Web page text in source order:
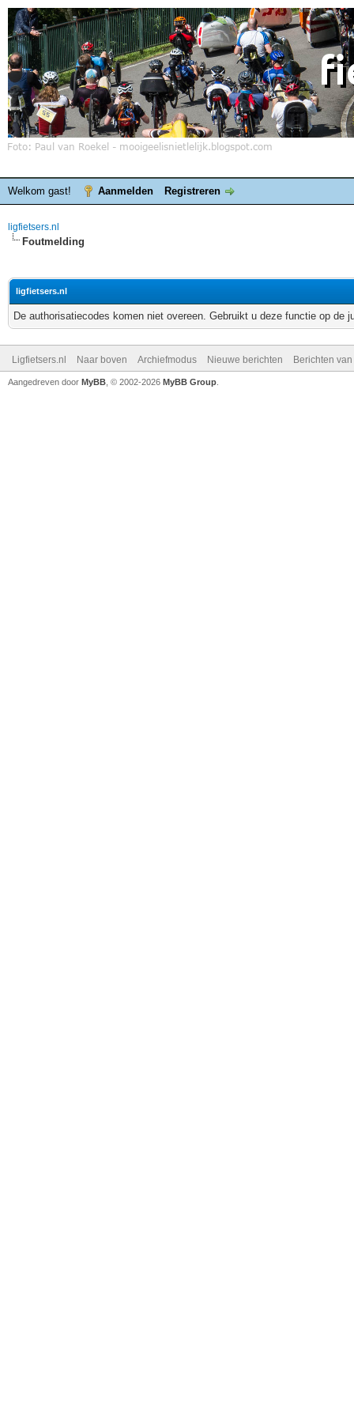
Welkom gast! Aanmelden Registreren
ligfietsers.nl
Foutmelding
ligfietsers.nl
De authorisatiecodes komen niet overeen. Gebruikt u deze functie op de
Ligfietsers.nl Naar boven Archiefmodus Nieuwe berichten Berichten
Aangedreven door MyBB , © 2002-2026 MyBB Group